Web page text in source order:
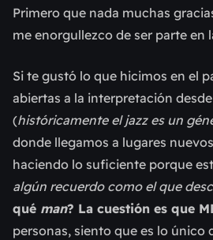
Primero que nada muchas
me enorgullezco de ser parte en
Si te gustó lo que hicimos en el
abiertas a la interpretación
(históricamente el jazz es un
donde llegamos a lugares
haciendo lo suficiente porque
algún recuerdo como el que
qué man? La cuestión es que
personas, siento que es lo único